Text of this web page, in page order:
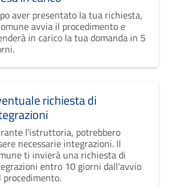
aver presentato la tua richiesta,
avvia il procedimento e
in carico la tua domanda in 5
richiesta di
l'istruttoria, potrebbero
necessarie integrazioni. Il
ti invierà una richiesta di
entro 10 giorni dall'avvio
procedimento.